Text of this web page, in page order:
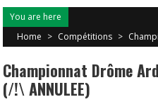
You are here
Home > Compétitions >
Championnat Drôme
(/!\ ANNULEE)